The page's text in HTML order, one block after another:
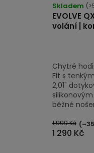
EVOLVE
volání |
Skladem
1 290 Kč
1 990 Kč
Chytré
Fit s
2,01"
běžné